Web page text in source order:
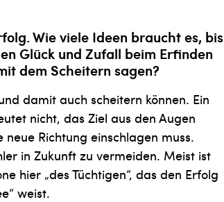
Wie viele Ideen braucht es, bis
Glück und Zufall beim Erfinden
dem Scheitern sagen?
damit auch scheitern können. Ein
nicht, das Ziel aus den Augen
Richtung einschlagen muss.
in Zukunft zu vermeiden. Meist ist
hier „des Tüchtigen“, das den Erfolg
weist.